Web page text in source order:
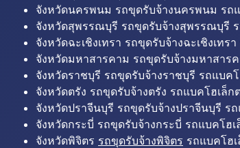
จังหวัดนครพนม รถขุดรับจ้างนครพนม ร
จังหวัดสุพรรณบุรี รถขุดรับจ้างสุพรรณบุรี
จังหวัดฉะเชิงเทรา รถขุดรับจ้างฉะเชิงเทร
จังหวัดมหาสารคาม รถขุดรับจ้างมหาสาร
จังหวัดราชบุรี รถขุดรับจ้างราชบุรี รถแบค
จังหวัดตรัง รถขุดรับจ้างตรัง รถแบคโฮเล็
จังหวัดปราจีนบุรี รถขุดรับจ้างปราจีนบุรี ร
จังหวัดกระบี่ รถขุดรับจ้างกระบี่ รถแบคโฮ
จังหวัดพิจิตร รถขุดรับจ้างพิจิตร รถแบคโฮ